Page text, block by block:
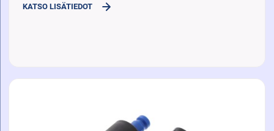
KATSO LISÄTIEDOT